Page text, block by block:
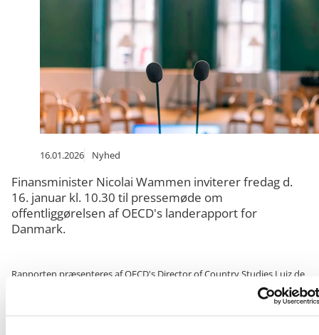
16.01.2026 Nyhed
Finansminister Nicolai Wammen inviterer fredag d.
16. januar kl. 10.30 til pressemøde om
offentliggørelsen af OECD's landerapport for
Danmark.
Rapporten præsenteres af OECD's Director of Country Studies Luiz de
Mello. Herefter vil finansminister Nicolai Wammen kommentere
rapporten, inden der vil være lejlighed til at stille spørgsmål.